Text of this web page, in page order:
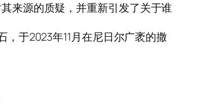
来源的质疑，并重新引发了关于谁
于2023年11月在尼日尔广袤的撒